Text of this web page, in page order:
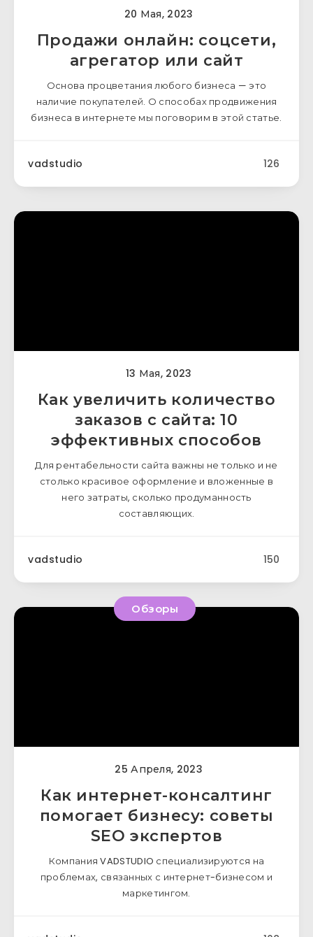
20 Мая, 2023
Продажи онлайн: соцсети,
агрегатор или сайт
Основа процветания любого бизнеса — это
наличие покупателей. О способах продвижения
бизнеса в интернете мы поговорим в этой статье.
vadstudio 126
13 Мая, 2023
Как увеличить количество
заказов с сайта: 10
эффективных способов
Для рентабельности сайта важны не только и не
столько красивое оформление и вложенные в
него затраты, сколько продуманность
составляющих.
vadstudio 150
Обзоры
25 Апреля, 2023
Как интернет-консалтинг
помогает бизнесу: советы
SEO экспертов
Компания VADSTUDIO специализируются на
проблемах, связанных с интернет-бизнесом и
маркетингом.